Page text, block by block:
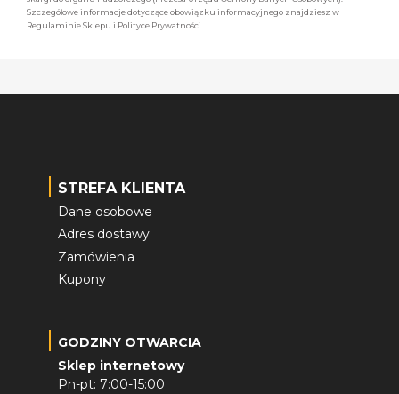
Szczegółowe informacje dotyczące obowiązku informacyjnego znajdziesz w
Regulaminie Sklepu i Polityce Prywatności.
STREFA KLIENTA
Dane osobowe
Adres dostawy
Zamówienia
Kupony
GODZINY OTWARCIA
Sklep internetowy
Pn-pt: 7:00-15:00